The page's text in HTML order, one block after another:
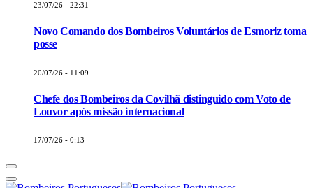
23/07/26 - 22:31
Novo Comando dos Bombeiros Voluntários de Esmoriz toma
posse
20/07/26 - 11:09
Chefe dos Bombeiros da Covilhã distinguido com Voto de
Louvor após missão internacional
17/07/26 - 0:13